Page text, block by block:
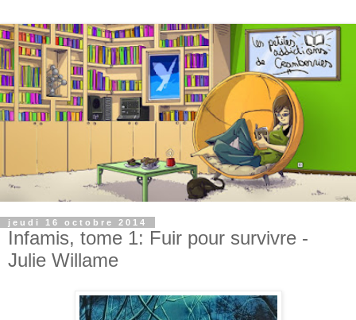
jeudi 16 octobre 2014
Infamis, tome 1: Fuir pour survivre -
Julie Willame